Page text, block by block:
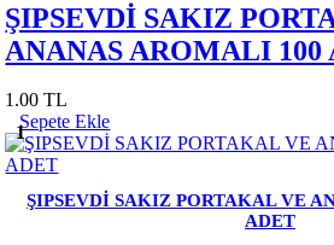
ŞIPSEVDİ SAKIZ
ANANAS AROMALI 100
1.00 TL
1
Sepete Ekle
ŞIPSEVDİ SAKIZ PORTAKAL VE
ADET